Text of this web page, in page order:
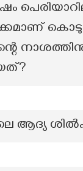
ആദ്യ